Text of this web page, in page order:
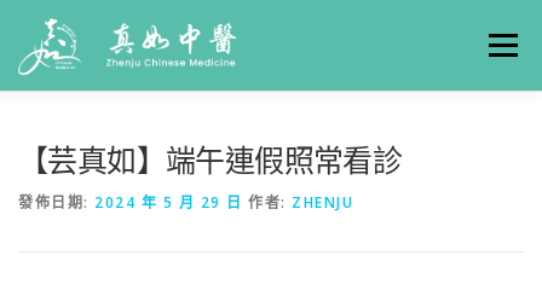
選單
【芸真如】端午連假照常看診
發佈日期: 2024 年 5 月 29 日 作者: ZHENJU